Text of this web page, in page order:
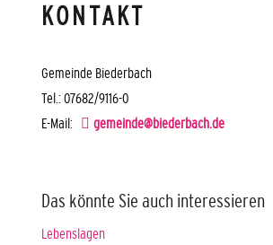
KONTAKT
Gemeinde Biederbach
Tel.: 07682/9116-0
E-Mail:
gemeinde@biederbach.de
Das könnte Sie auch interessieren
Lebenslagen